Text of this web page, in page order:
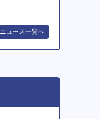
ニュース一覧へ